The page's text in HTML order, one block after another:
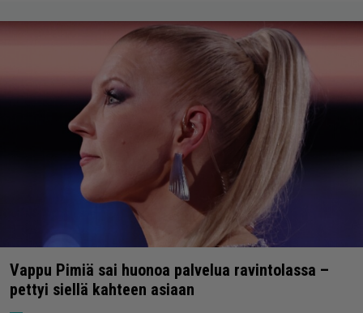
Vappu Pimiä sai huonoa palvelua ravintolassa –
pettyi siellä kahteen asiaan